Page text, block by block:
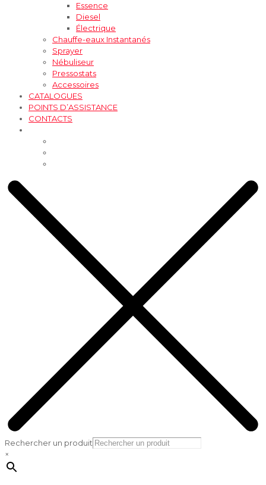
Essence
Diesel
Électrique
Chauffe-eaux Instantanés
Sprayer
Nébuliseur
Pressostats
Accessoires
CATALOGUES
POINTS D’ASSISTANCE
CONTACTS
Rechercher un produit
×